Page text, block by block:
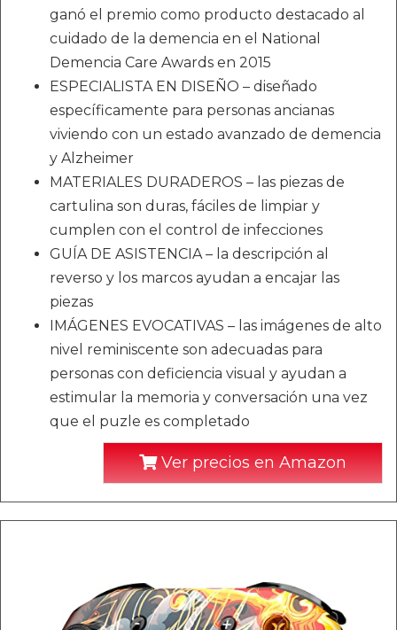
ganó el premio como producto destacado al
cuidado de la demencia en el National
Demencia Care Awards en 2015
ESPECIALISTA EN DISEÑO – diseñado
específicamente para personas ancianas
viviendo con un estado avanzado de demencia
y Alzheimer
MATERIALES DURADEROS – las piezas de
cartulina son duras, fáciles de limpiar y
cumplen con el control de infecciones
GUÍA DE ASISTENCIA – la descripción al
reverso y los marcos ayudan a encajar las
piezas
IMÁGENES EVOCATIVAS – las imágenes de alto
nivel reminiscente son adecuadas para
personas con deficiencia visual y ayudan a
estimular la memoria y conversación una vez
que el puzle es completado
Ver precios en Amazon